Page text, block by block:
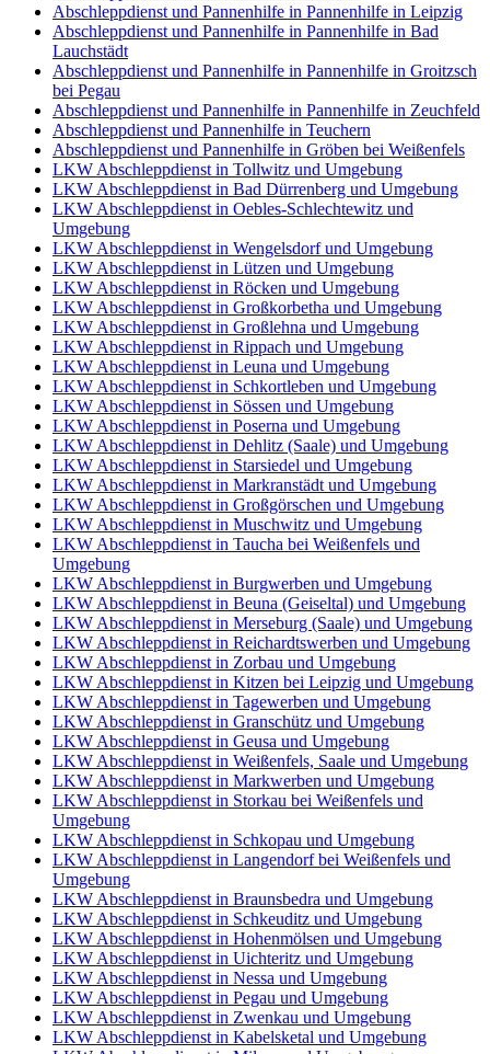
Abschleppdienst und Pannenhilfe in Pannenhilfe in Leipzig
Abschleppdienst und Pannenhilfe in Pannenhilfe in Bad
Lauchstädt
Abschleppdienst und Pannenhilfe in Pannenhilfe in Groitzsch
bei Pegau
Abschleppdienst und Pannenhilfe in Pannenhilfe in Zeuchfeld
Abschleppdienst und Pannenhilfe in Teuchern
Abschleppdienst und Pannenhilfe in Gröben bei Weißenfels
LKW Abschleppdienst in Tollwitz und Umgebung
LKW Abschleppdienst in Bad Dürrenberg und Umgebung
LKW Abschleppdienst in Oebles-Schlechtewitz und
Umgebung
LKW Abschleppdienst in Wengelsdorf und Umgebung
LKW Abschleppdienst in Lützen und Umgebung
LKW Abschleppdienst in Röcken und Umgebung
LKW Abschleppdienst in Großkorbetha und Umgebung
LKW Abschleppdienst in Großlehna und Umgebung
LKW Abschleppdienst in Rippach und Umgebung
LKW Abschleppdienst in Leuna und Umgebung
LKW Abschleppdienst in Schkortleben und Umgebung
LKW Abschleppdienst in Sössen und Umgebung
LKW Abschleppdienst in Poserna und Umgebung
LKW Abschleppdienst in Dehlitz (Saale) und Umgebung
LKW Abschleppdienst in Starsiedel und Umgebung
LKW Abschleppdienst in Markranstädt und Umgebung
LKW Abschleppdienst in Großgörschen und Umgebung
LKW Abschleppdienst in Muschwitz und Umgebung
LKW Abschleppdienst in Taucha bei Weißenfels und
Umgebung
LKW Abschleppdienst in Burgwerben und Umgebung
LKW Abschleppdienst in Beuna (Geiseltal) und Umgebung
LKW Abschleppdienst in Merseburg (Saale) und Umgebung
LKW Abschleppdienst in Reichardtswerben und Umgebung
LKW Abschleppdienst in Zorbau und Umgebung
LKW Abschleppdienst in Kitzen bei Leipzig und Umgebung
LKW Abschleppdienst in Tagewerben und Umgebung
LKW Abschleppdienst in Granschütz und Umgebung
LKW Abschleppdienst in Geusa und Umgebung
LKW Abschleppdienst in Weißenfels, Saale und Umgebung
LKW Abschleppdienst in Markwerben und Umgebung
LKW Abschleppdienst in Storkau bei Weißenfels und
Umgebung
LKW Abschleppdienst in Schkopau und Umgebung
LKW Abschleppdienst in Langendorf bei Weißenfels und
Umgebung
LKW Abschleppdienst in Braunsbedra und Umgebung
LKW Abschleppdienst in Schkeuditz und Umgebung
LKW Abschleppdienst in Hohenmölsen und Umgebung
LKW Abschleppdienst in Uichteritz und Umgebung
LKW Abschleppdienst in Nessa und Umgebung
LKW Abschleppdienst in Pegau und Umgebung
LKW Abschleppdienst in Zwenkau und Umgebung
LKW Abschleppdienst in Kabelsketal und Umgebung